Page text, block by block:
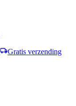
Gratis verzending